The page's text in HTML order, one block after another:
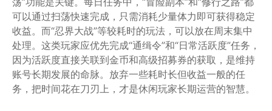
可以通过扫荡快速完成，只需消耗少量体力即可获得稳定
收益。而“忍界大战”等较耗时的玩法，可以放在周末集中
处理。这类玩家应优先完成“通缉令”和“日常活跃度”任务，
因为活跃度直接关联到金币和高级招募券的获取，是维持
账号长期发展的命脉。放弃一些耗时长但收益一般的任
务，把时间花在刀刃上，才是休闲玩家长期运营的智慧。